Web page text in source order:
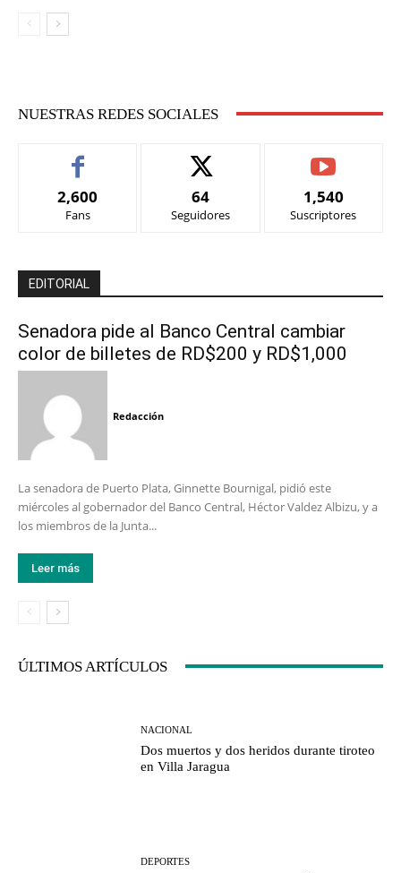
NUESTRAS REDES SOCIALES
2,600
Fans
64
Seguidores
1,540
Suscriptores
EDITORIAL
Senadora pide al Banco Central cambiar
color de billetes de RD$200 y RD$1,000
Redacción
La senadora de Puerto Plata, Ginnette Bournigal, pidió este
miércoles al gobernador del Banco Central, Héctor Valdez Albizu, y a
los miembros de la Junta...
Leer más
ÚLTIMOS ARTÍCULOS
NACIONAL
Dos muertos y dos heridos durante tiroteo
en Villa Jaragua
DEPORTES